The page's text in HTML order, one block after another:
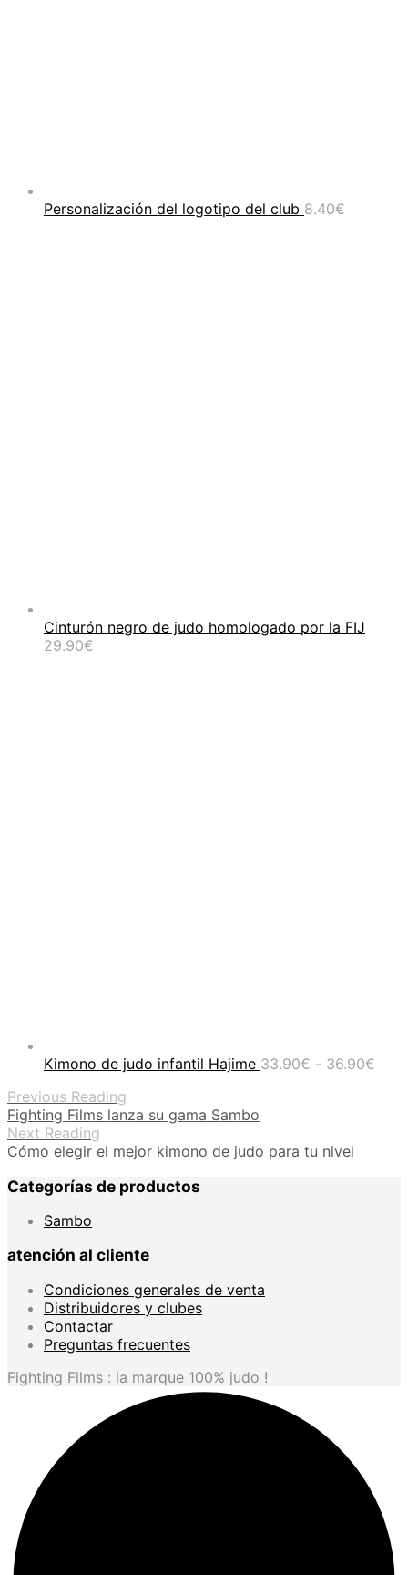
Personalización del logotipo del club 8.40€
Cinturón negro de judo homologado por la FIJ
29.90€
Kimono de judo infantil Hajime 33.90€ - 36.90€
Previous Reading
Fighting Films lanza su gama Sambo
Next Reading
Cómo elegir el mejor kimono de judo para tu nivel
Categorías de productos
Sambo
atención al cliente
Condiciones generales de venta
Distribuidores y clubes
Contactar
Preguntas frecuentes
Fighting Films : la marque 100% judo !